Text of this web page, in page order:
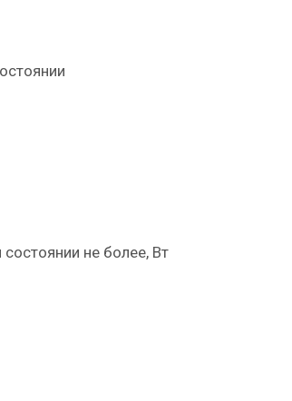
не более, Вт